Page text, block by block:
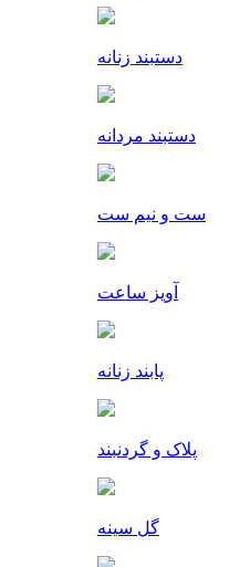
دستبند زنانه
دستبند مردانه
ست و نیم ست
آویز ساعت
پابند زنانه
پلاک و گردنبند
گل سینه